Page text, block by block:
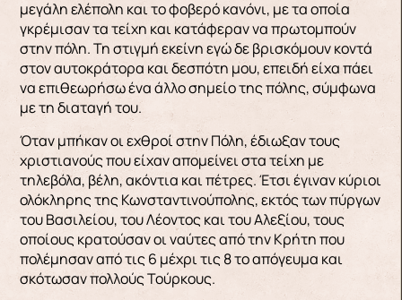
μεγάλη ελέπολη και το φοβερό κανόνι, με τα οποία
γκρέμισαν τα τείχη και κατάφεραν να πρωτομπούν
στην πόλη. Τη στιγμή εκεί­νη εγώ δε βρισκόμουν κοντά
στον αυτοκράτορα και δεσπότη μου, επειδή είχα πάει
να επιθεωρήσω ένα άλλο σημείο της πόλης, σύμφωνα
με τη διατα­γή του.
Όταν μπήκαν οι εχθροί στην Πόλη, έδιωξαν τους
χριστιανούς που είχαν απομείνει στα τείχη με
τηλεβόλα, βέλη, ακόντια και πέτρες. Έτσι έγι­ναν κύριοι
ολόκληρης της Κωνσταντινούπολης, εκτός των πύργων
του Βασιλείου, του Λέοντος και του Αλεξίου, τους
οποίους κρατούσαν οι ναύ­τες από την Κρήτη που
πολέμησαν από τις 6 μέχρι τις 8 το απόγευμα και
σκότωσαν πολλούς Τούρ­κους.